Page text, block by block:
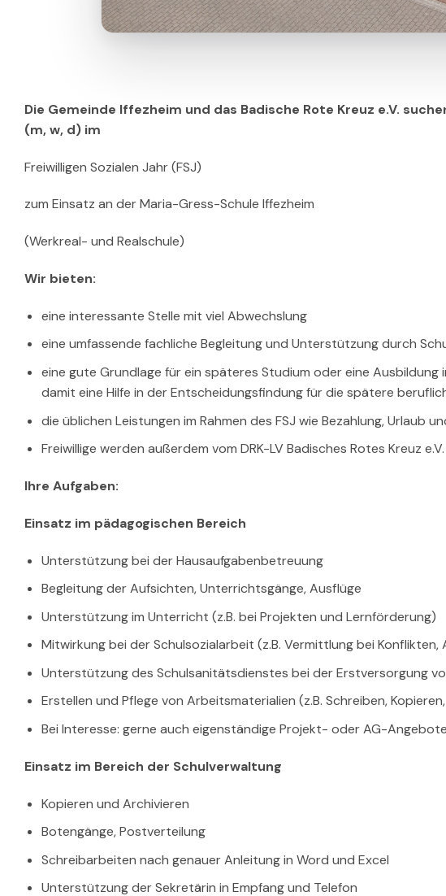
Die Gemeinde Iffezheim und das Badische Rote Kreuz e.V.
(m, w, d) im
Freiwilligen Sozialen Jahr (FSJ)
zum Einsatz an der Maria-Gress-Schule Iffezheim
(Werkreal- und Realschule)
Wir bieten:
eine interessante Stelle mit viel Abwechslung
eine umfassende fachliche Begleitung und Unterstützung durch
eine gute Grundlage für ein späteres Studium oder eine
damit eine Hilfe in der Entscheidungsfindung für die spätere
die üblichen Leistungen im Rahmen des FSJ wie Bezahlung, Urlaub
Freiwillige werden außerdem vom DRK-LV Badisches Rotes Kreuz
Ihre Aufgaben:
Einsatz im pädagogischen Bereich
Unterstützung bei der Hausaufgabenbetreuung
Begleitung der Aufsichten, Unterrichtsgänge, Ausflüge
Unterstützung im Unterricht (z.B. bei Projekten und Lernförderung)
Mitwirkung bei der Schulsozialarbeit (z.B. Vermittlung bei
Unterstützung des Schulsanitätsdienstes bei der Erstversorgung
Erstellen und Pflege von Arbeitsmaterialien (z.B. Schreiben,
Bei Interesse: gerne auch eigenständige Projekt- oder AG-Angebote
Einsatz im Bereich der Schulverwaltung
Kopieren und Archivieren
Botengänge, Postverteilung
Schreibarbeiten nach genauer Anleitung in Word und Excel
Unterstützung der Sekretärin in Empfang und Telefon